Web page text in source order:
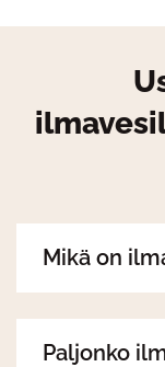
Mikä on
Paljonko